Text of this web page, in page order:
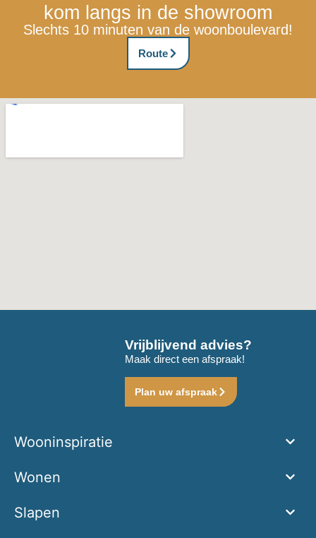
kom langs in de showroom
Slechts 10 minuten van de woonboulevard!
Route
Vrijblijvend advies?
Maak direct een afspraak!
Plan uw afspraak
Wooninspiratie
Wonen
Slapen